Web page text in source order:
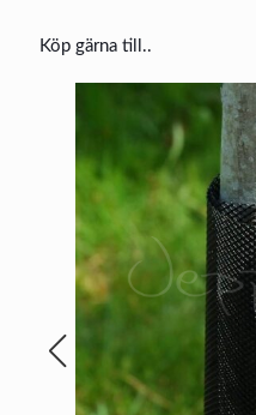
Köp gärna till..